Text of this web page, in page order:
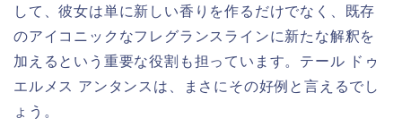
して、彼女は単に新しい香りを作るだけでなく、既存
のアイコニックなフレグランスラインに新たな解釈を
加えるという重要な役割も担っています。テール ドゥ
エルメス アンタンスは、まさにその好例と言えるでし
ょう。